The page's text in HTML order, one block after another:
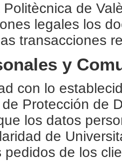
de
legales los
transacciones
y
con lo
Protección de
los datos
de
pedidos de los